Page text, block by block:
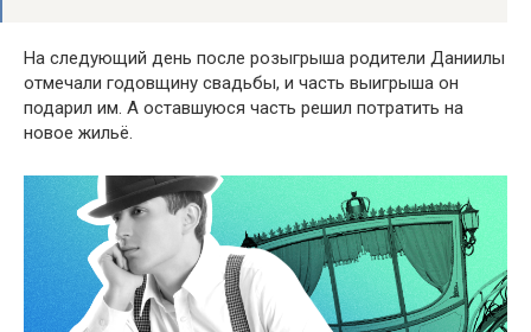
На следующий день после розыгрыша родители Даниилы
отмечали годовщину свадьбы, и часть выигрыша он
подарил им. А оставшуюся часть решил потратить на
новое жильё.